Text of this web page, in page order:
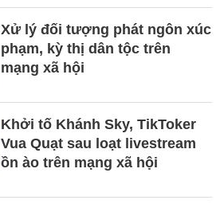
Xử lý đối tượng phát ngôn xúc
phạm, kỳ thị dân tộc trên
mạng xã hội
Khởi tố Khánh Sky, TikToker
Vua Quạt sau loạt livestream
ồn ào trên mạng xã hội